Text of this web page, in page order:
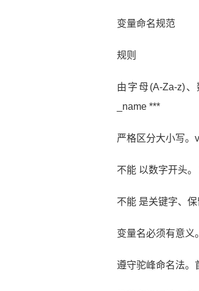
变量命名规范
规则
由字母(A-Za-z)
_name ***
严格区分大小写。
不能 以数字开头
不能 是关键字、
变量名必须有意
遵守驼峰命名法。